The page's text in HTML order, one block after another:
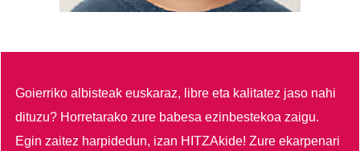
Goierriko albisteak euskaraz, libre eta kalitatez jaso nahi
dituzu? Horretarako zure babesa ezinbestekoa zaigu.
Egin zaitez harpidedun, izan HITZAkide!Zure ekarpenari